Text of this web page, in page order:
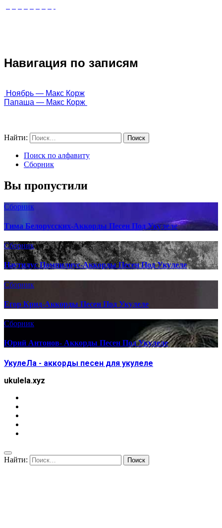
Навигация по записям
Ноябрь — Макс Корж
Папаша — Макс Корж
Найти:
Поиск по алфавиту
Сборник
Вы пропустили
Сборник
Тима Белорусских-Аккорды Песен Под Укулеле
Сборник
Наутилус Помпилиус-Аккорды Песен Под Укулеле
Сборник
Егор Крид-Аккорды Песен Под Укулеле
Сборник
Юрий Антонов- Аккорды Песен Под Укулеле
УкулеЛа - аккорды песен для укулеле
ukulela.xyz
Найти: